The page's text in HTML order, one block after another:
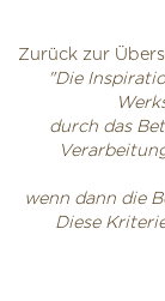
Zurück zur
"Die
durch das
wenn dann die
Diese